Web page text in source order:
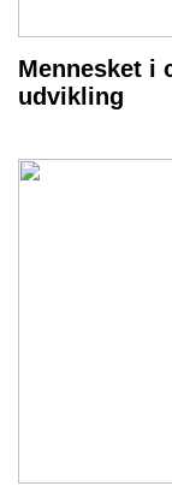
Mennesket i
udvikling